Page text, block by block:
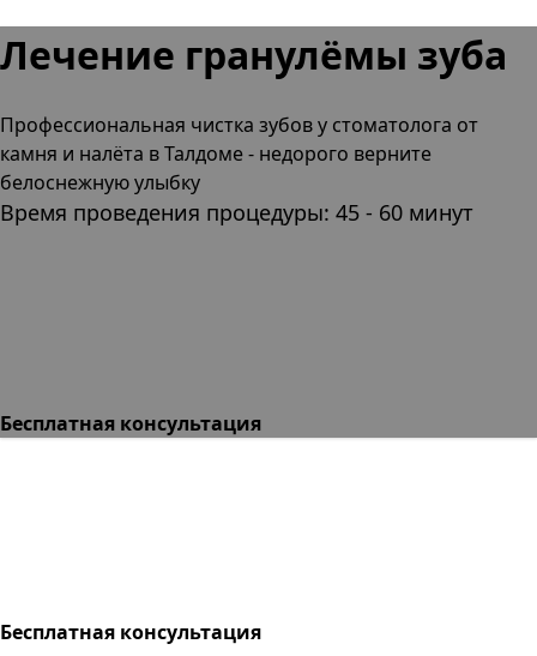
Лечение гранулёмы зуба
Профессиональная чистка зубову стоматолога от
камня и налёта в Талдоме- недорого верните
белоснежную улыбку
Время проведения процедуры: 45 - 60 минут
Бесплатная консультация
Бесплатная консультация